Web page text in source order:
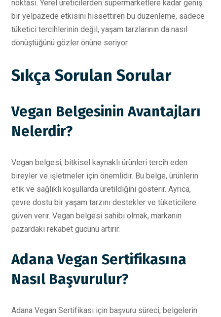
noktası. Yerel üreticilerden süpermarketlere kadar geniş
bir yelpazede etkisini hissettiren bu düzenleme, sadece
tüketici tercihlerinin değil, yaşam tarzlarının da nasıl
dönüştüğünü gözler önüne seriyor.
Sıkça Sorulan Sorular
Vegan Belgesinin Avantajları
Nelerdir?
Vegan belgesi, bitkisel kaynaklı ürünleri tercih eden
bireyler ve işletmeler için önemlidir. Bu belge, ürünlerin
etik ve sağlıklı koşullarda üretildiğini gösterir. Ayrıca,
çevre dostu bir yaşam tarzını destekler ve tüketicilere
güven verir. Vegan belgesi sahibi olmak, markanın
pazardaki rekabet gücünü artırır.
Adana Vegan Sertifikasına
Nasıl Başvurulur?
Adana Vegan Sertifikası için başvuru süreci, belgelerin